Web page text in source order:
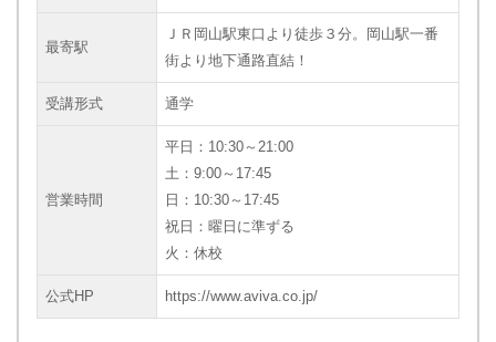
最寄駅
ＪＲ岡山駅東口より徒歩３分。岡山駅一番
街より地下通路直結！
受講形式 通学
営業時間
平日：10:30～21:00
土：9:00～17:45
日：10:30～17:45
祝日：曜日に準ずる
火：休校
公式HP https://www.aviva.co.jp/